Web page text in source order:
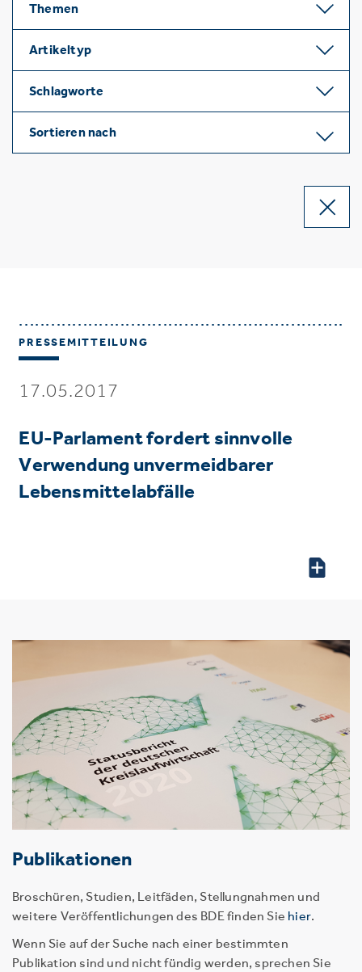
Themen
Artikeltyp
Schlagworte
Sortieren nach
PRESSEMITTEILUNG
17.05.2017
EU-Parlament fordert sinnvolle
Verwendung unvermeidbarer
Lebensmittelabfälle
Publikationen
Broschüren, Studien, Leitfäden, Stellungnahmen und
weitere Veröffentlichungen des BDE finden Sie hier.
Wenn Sie auf der Suche nach einer bestimmten
Publikation sind und nicht fündig werden, sprechen Sie